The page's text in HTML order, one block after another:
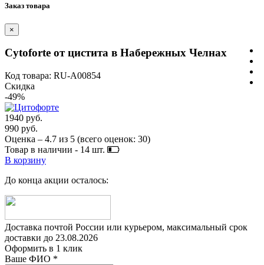
Заказ товара
×
Сytoforte от цистита в Набережных Челнах
Код товара: RU-A00854
Скидка
-49%
1940 руб.
990 руб.
Оценка – 4.7 из 5 (всего оценок: 30)
Товар в наличии - 14 шт.
В корзину
До конца акции осталось:
Доставка почтой России или курьером, максимальный срок
доставки до 23.08.2026
Оформить в 1 клик
Ваше ФИО *